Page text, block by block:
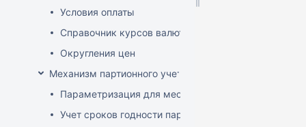
Условия оплаты
Справочник курсов валют
Округления цен
Механизм партионного учета
Параметризация для места хранения механизма
Учет сроков годности партий